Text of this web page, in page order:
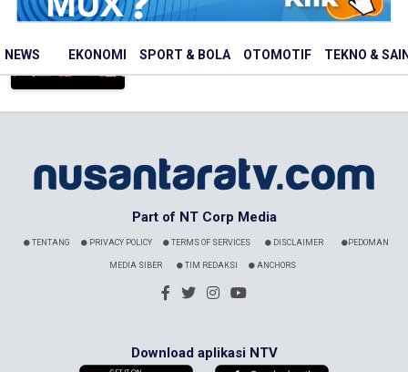
NEWS EKONOMI SPORT & BOLA OTOMOTIF TEKNO &
Pere...
Part of NT Corp Media
TENTANG PRIVACY POLICY TERMS OF SERVICES DISCLAIMER PEDOMAN
MEDIA SIBER TIM REDAKSI ANCHORS
Download aplikasi NTV